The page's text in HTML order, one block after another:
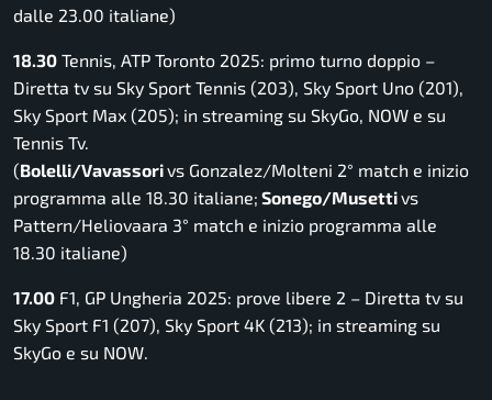
dalle 23.00 italiane)
18.30 Tennis, ATP Toronto 2025: primo turno doppio –
Diretta tv su Sky Sport Tennis (203), Sky Sport Uno (201),
Sky Sport Max (205); in streaming su SkyGo, NOW e su
Tennis Tv.
(Bolelli/Vavassorivs Gonzalez/Molteni 2° match e inizio
programma alle 18.30 italiane; Sonego/Musettivs
Pattern/Heliovaara 3° match e inizio programma alle
18.30 italiane)
17.00 F1, GP Ungheria 2025: prove libere 2 – Diretta tv su
Sky Sport F1 (207), Sky Sport 4K (213); in streaming su
SkyGo e su NOW.